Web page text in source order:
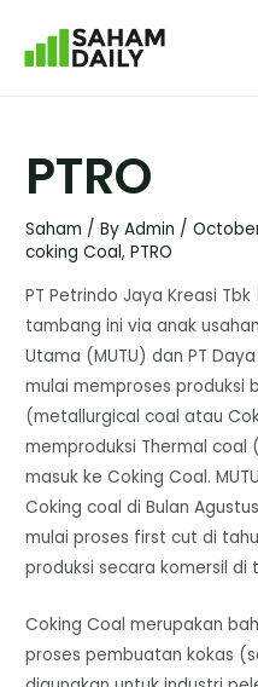
PTRO
Saham / ByAdmin /
coking Coal,PTRO
PT Petrindo Jaya Kreasi
tambang ini via anak
Utama (MUTU) dan PT
mulai memproses produksi
(metallurgical coal atau
memproduksi Thermal
masuk ke Coking Coal.
Coking coal di Bulan
mulai proses first cut di
produksi secara komersil di
Coking Coal merupakan
proses pembuatan kokas